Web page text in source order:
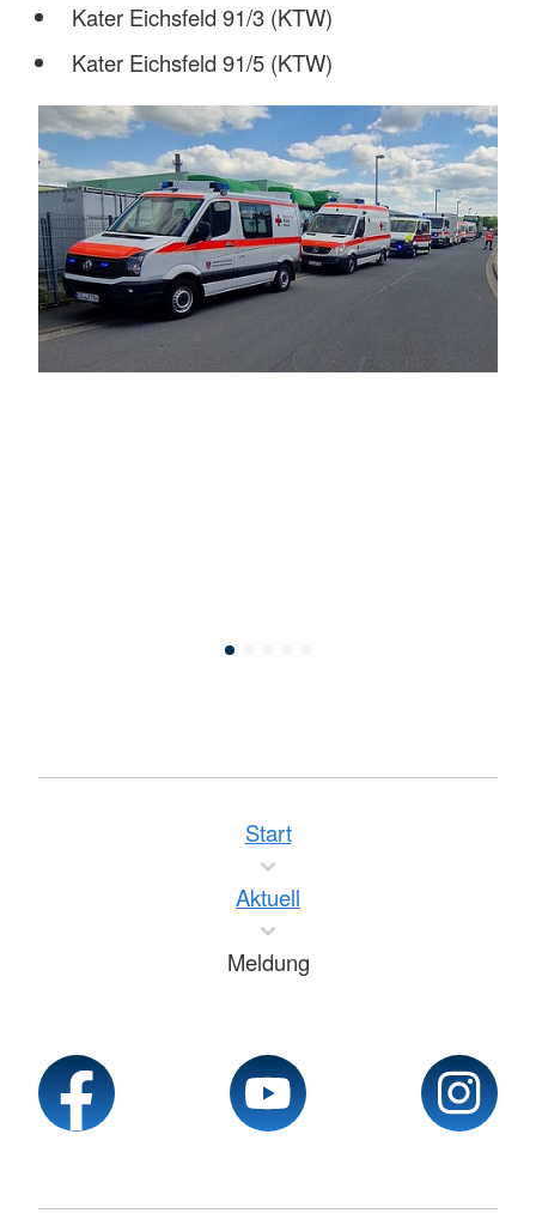
Kater Eichsfeld 91/3 (KTW)
Kater Eichsfeld 91/5 (KTW)
Start
Aktuell
Meldung